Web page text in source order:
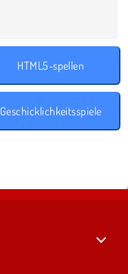
HTML5-spellen
Geschicklichkeitsspiele